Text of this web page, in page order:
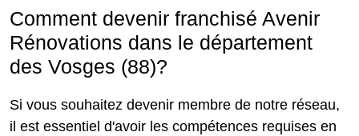
Comment devenir franchisé Avenir
Rénovations dans le département
des Vosges (88)?
Si vous souhaitez devenir membre de notre réseau,
il est essentiel d'avoir les compétences requises en